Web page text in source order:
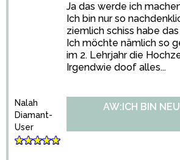
Ja das werde ich
Ich bin nur so
ziemlich schiss habe
Ich möchte nämlich so
im 2. Lehrjahr die
Irgendwie doof alles...
Nalah
Diamant-
User
AW:ICH BIN